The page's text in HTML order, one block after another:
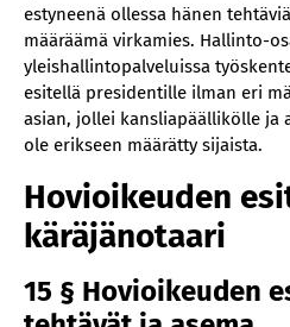
estyneenä ollessa hänen
määräämä virkamies. Hallinto-
yleishallintopalveluissa
esitellä presidentille ilman eri
asian, jollei kansliapäällikölle ja
ole erikseen määrätty sijaista.
Hovioikeuden
käräjänotaari
15 § Hovioikeuden